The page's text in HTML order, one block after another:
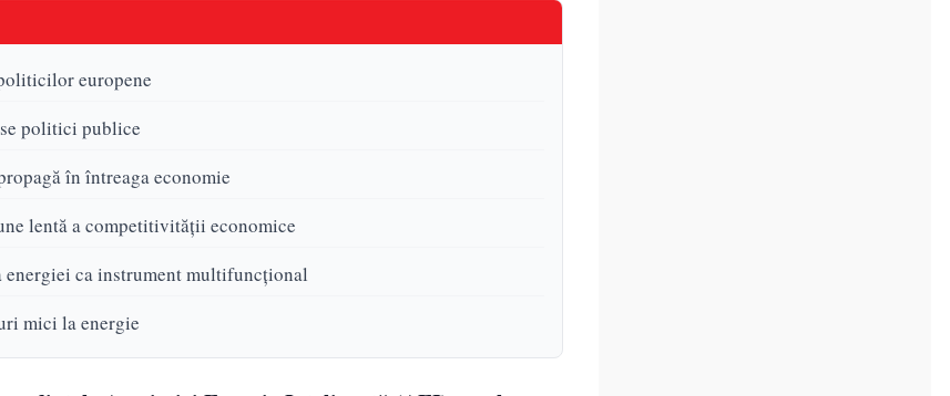
europene
politici publice
în întreaga economie
lentă a competitivității economice
ca instrument multifuncțional
mici la energie